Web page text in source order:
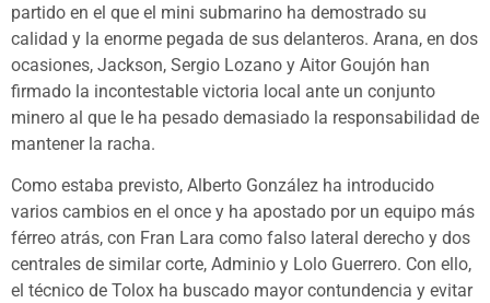
partido en el que el mini submarino ha demostrado su
calidad y la enorme pegada de sus delanteros. Arana, en dos
ocasiones, Jackson, Sergio Lozano y Aitor Goujón han
firmado la incontestable victoria local ante un conjunto
minero al que le ha pesado demasiado la responsabilidad de
mantener la racha.
Como estaba previsto, Alberto González ha introducido
varios cambios en el once y ha apostado por un equipo más
férreo atrás, con Fran Lara como falso lateral derecho y dos
centrales de similar corte, Adminio y Lolo Guerrero. Con ello,
el técnico de Tolox ha buscado mayor contundencia y evitar